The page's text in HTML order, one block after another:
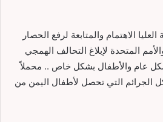
الاهتمام والمتابعة لرفع الحصار
المتحدة لإبلاغ التحالف الهمجي
عام والأطفال بشكل خاص .. محملاً
الجرائم التي تحصل لأطفال اليمن من